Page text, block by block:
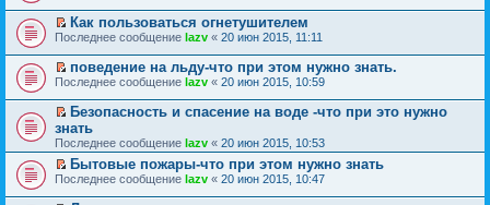
м
у
н
е
п
р
ч
и
т
а
н
н
о
м
и
к
п
е
р
в
м
у
н
е
п
р
о
ч
р
е
й
т
и
к
е
р
в
о
м
у
н
е
П
р
е
й
т
и
к
п
е
р
в
Как пользоваться огнетушителем
Последнее сообщение lazv « 20 июн 2015, 11:11
П
р
е
й
т
и
к
п
е
поведение на льду-что при этом нужно знать.
Последнее сообщение lazv « 20 июн 2015, 10:59
П
е
р
е
й
и
Безопасность и спасение на воде -что при это нужно
знать
Последнее сообщение lazv « 20 июн 2015, 10:53
П
р
Бытовые пожары-что при этом нужно знать
Последнее сообщение lazv « 20 июн 2015, 10:47